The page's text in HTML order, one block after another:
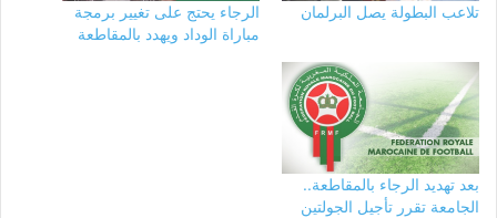
تلاعب البطولة يصل البرلمان
الرجاء يحتج على تغيير برمجة
مباراة الوداد ويهدد بالمقاطعة
بعد تهديد الرجاء بالمقاطعة..
الجامعة تقرر تأجيل الجولتين